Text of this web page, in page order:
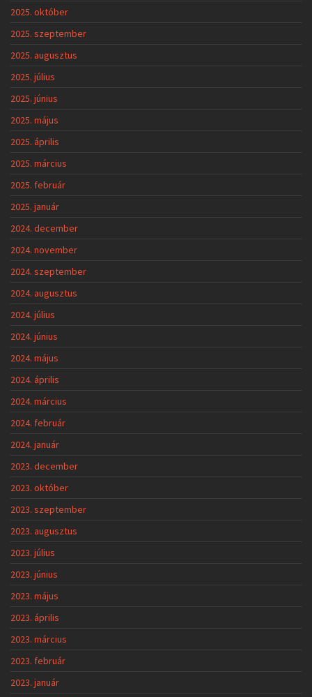
2025. október
2025. szeptember
2025. augusztus
2025. július
2025. június
2025. május
2025. április
2025. március
2025. február
2025. január
2024. december
2024. november
2024. szeptember
2024. augusztus
2024. július
2024. június
2024. május
2024. április
2024. március
2024. február
2024. január
2023. december
2023. október
2023. szeptember
2023. augusztus
2023. július
2023. június
2023. május
2023. április
2023. március
2023. február
2023. január